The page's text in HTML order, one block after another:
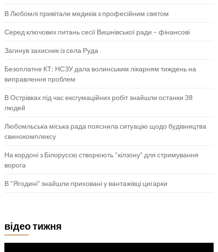
В Любомлі привітали медиків з професійним святом
Серед ключових питань сесії Вишнівської ради – фінансові
Загинув захисник із села Руда
Безоплатне КТ: НСЗУ дала волинським лікарням тиждень на
виправлення проблем
В Острівках під час ексгумаційних робіт знайшли останки 38
людей
Любомльська міська рада пояснила ситуацію щодо будівництва
свинокомплексу
На кордоні з Білоруссю створюють “кілзону” для стримування
ворога
В “Ягодині” знайшли приховані у вантажівці цигарки
відео тижня